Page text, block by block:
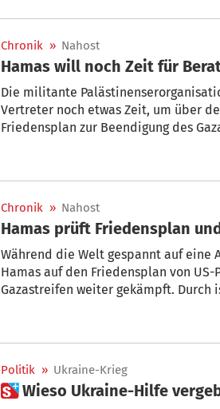
Gefangenen und man schaffe die
Chronik » Nahost
Hamas will noch Zeit für
Die militante
Vertreter noch etwas Zeit, um über
Friedensplan zur Beendigung des
am Freitag der Nachrichtenagentur
Chronik » Nahost
Hamas prüft Friedensplan
Während die Welt gespannt auf eine
Hamas auf den Friedensplan von
Gazastreifen weiter gekämpft. Durch
Unabhängige Überprüfung dieser
Politik » Ukraine-Krieg